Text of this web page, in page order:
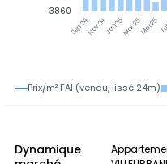
Sep 24Nov 24Jan 25Mar 25Mai 25
3860
Prix/m² FAI (vendu, lissé 24m)
Dynamique